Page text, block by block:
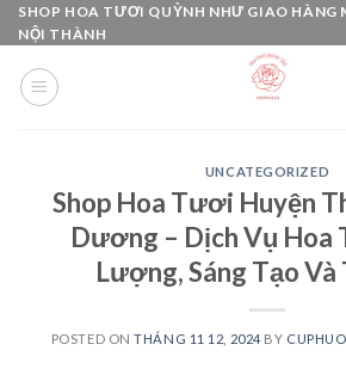
Skip
to
content
SHOP HOA TƯƠI QUỲNH NHƯ GIAO HÀNG
NỘI THÀNH
UNCATEGORIZED
Shop Hoa Tươi Huyện
Dương – Dịch Vụ Hoa
Lượng, Sáng Tạo
POSTED ONTHÁNG 11 12, 2024 BY